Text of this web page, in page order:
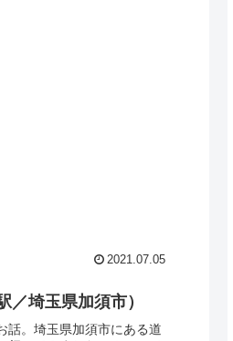
2021.07.05
／埼玉県加須市）
話。埼玉県加須市にある道